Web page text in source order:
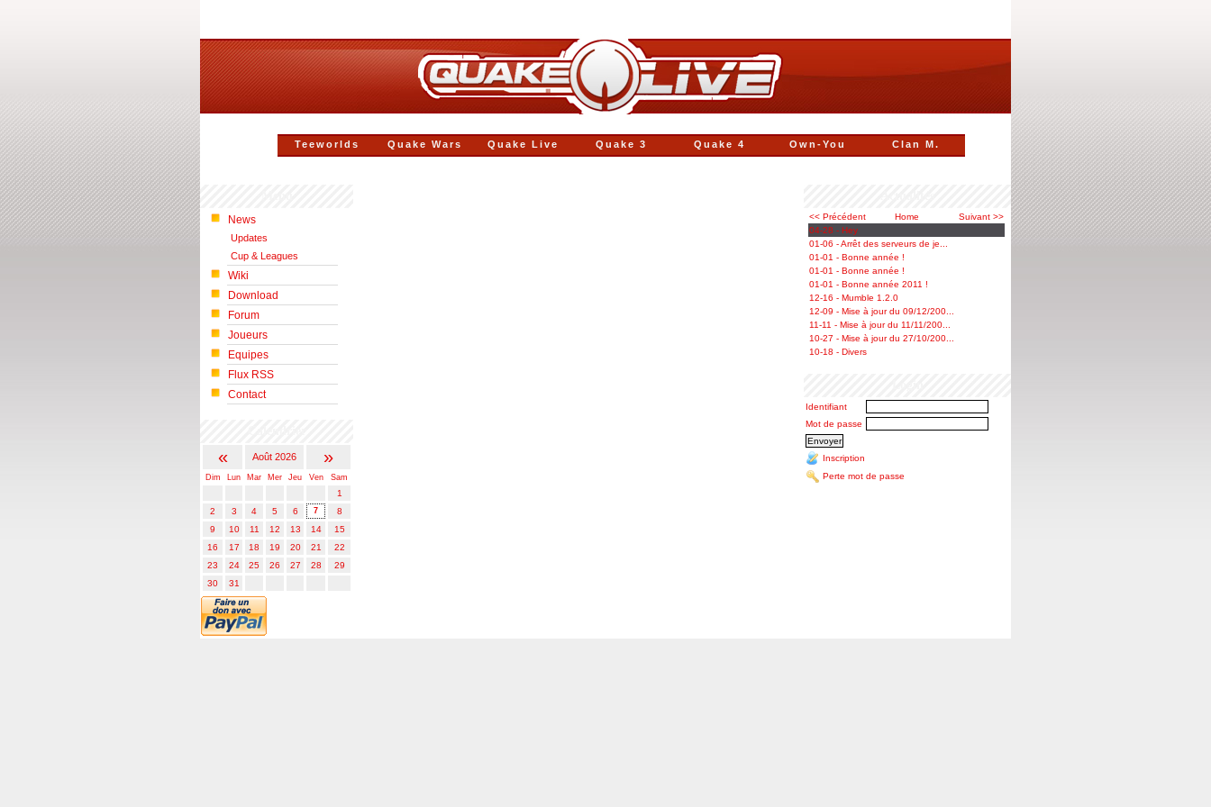
Clan M.
Own-You
Quake 4
Quake 3
Quake Live
Quake Wars
Teeworlds
News
Updates
Cup & Leagues
Wiki
Download
Forum
Joueurs
Equipes
Flux RSS
Contact
« Août 2026 »
Dim Lun Mar Mer Jeu Ven Sam
1
2
3 4 5 6 7
8
9
10 11 12 13 14
15
16
17 18 19 20 21
22
23
24 25 26 27 28
29
30
31
<< Précédent Home
Suivant >>
04-28 - Hey
01-06 - Arrêt des serveurs de je...
01-01 - Bonne année !
01-01 - Bonne année !
01-01 - Bonne année 2011 !
12-16 - Mumble 1.2.0
12-09 - Mise à jour du 09/12/200...
11-11 - Mise à jour du 11/11/200...
10-27 - Mise à jour du 27/10/200...
10-18 - Divers
Identifiant
Mot de passe
Inscription
Perte mot de passe